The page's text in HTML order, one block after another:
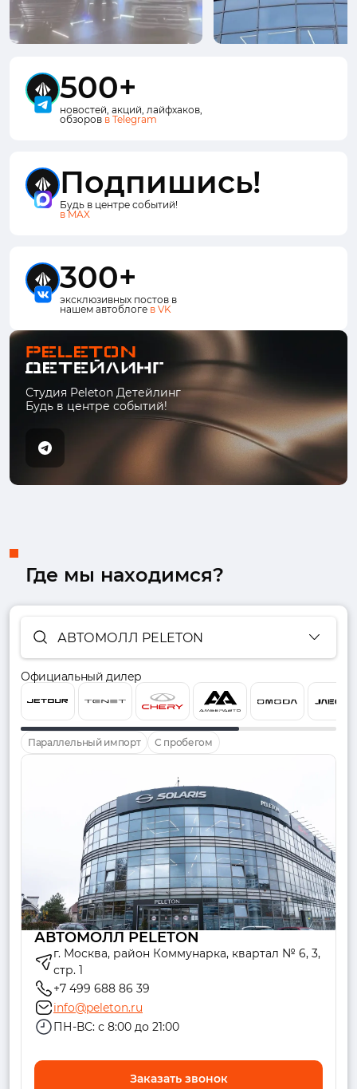
500+
новостей, акций, лайфхаков,
обзоров в Telegram
Подпишись!
Будь в центре событий!
в MAX
300+
эксклюзивных постов в
нашем автоблоге в VK
Студия Peleton Детейлинг
Будь в центре событий!
Где мы находимся?
АВТОМОЛЛ PELETON
Официальный дилер
Параллельный импорт С пробегом
АВТОМОЛЛ PELETON
г. Москва, район Коммунарка, квартал № 6, 3,
стр. 1
+7 499 688 86 39
info@peleton.ru
ПН-ВС: с 8:00 до 21:00
Заказать звонок